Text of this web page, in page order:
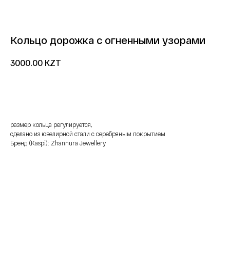
Кольцо дорожка с огненными узорами
3000.00 KZT
размер кольца регулируется,
сделано из ювелирной стали с серебряным покрытием
Бренд (Kaspi): Zhannura Jewellery